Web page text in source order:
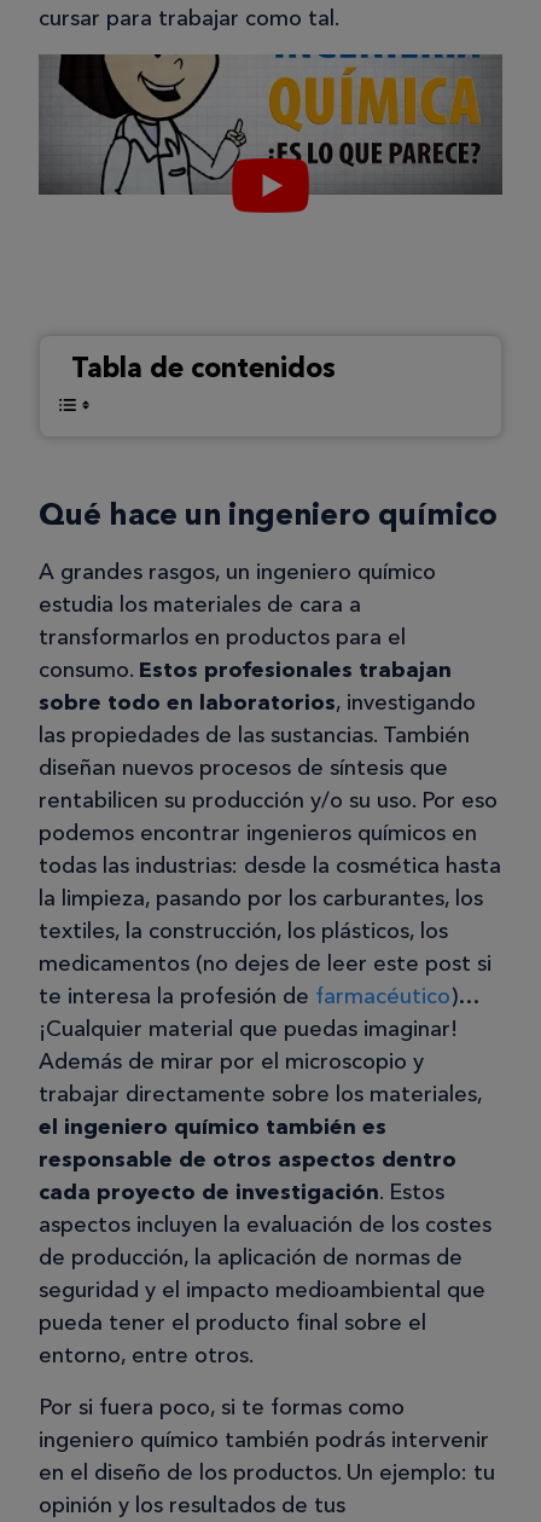
cursar para trabajar como tal.
Tabla de contenidos
Qué hace un ingeniero químico
A grandes rasgos, un ingeniero químico
estudia los materiales de cara a
transformarlos en productos para el
consumo. Estos profesionales trabajan
sobre todo en laboratorios, investigando
las propiedades de las sustancias. También
diseñan nuevos procesos de síntesis que
rentabilicen su producción y/o su uso. Por eso
podemos encontrar ingenieros químicos en
todas las industrias: desde la cosmética hasta
la limpieza, pasando por los carburantes, los
textiles, la construcción, los plásticos, los
medicamentos (no dejes de leer este post si
te interesa la profesión de farmacéutico)…
¡Cualquier material que puedas imaginar!
Además de mirar por el microscopio y
trabajar directamente sobre los materiales,
el ingeniero químico también es
responsable de otros aspectos dentro
cada proyecto de investigación. Estos
aspectos incluyen la evaluación de los costes
de producción, la aplicación de normas de
seguridad y el impacto medioambiental que
pueda tener el producto final sobre el
entorno, entre otros.
Por si fuera poco, si te formas como
ingeniero químico también podrás intervenir
en el diseño de los productos. Un ejemplo: tu
opinión y los resultados de tus